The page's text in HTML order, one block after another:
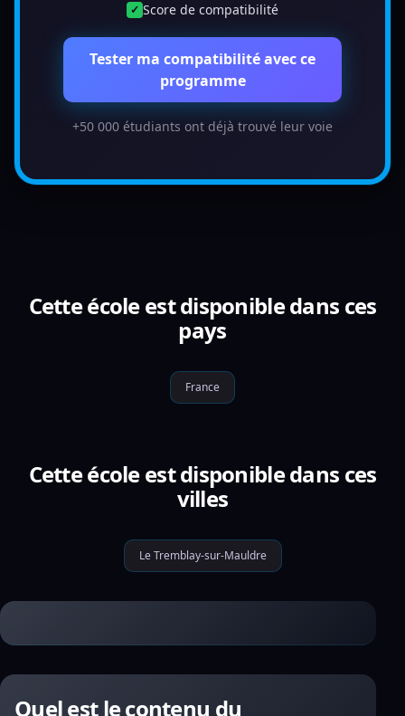
✓ Score de compatibilité
Tester ma compatibilité avec ce
programme
+50 000 étudiants ont déjà trouvé leur voie
Cette école est disponible dans ces
pays
France
Cette école est disponible dans ces
villes
Le Tremblay-sur-Mauldre
Quel est le contenu du